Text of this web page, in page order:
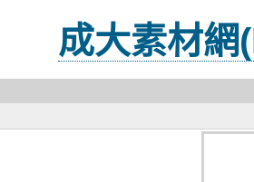
成大素材